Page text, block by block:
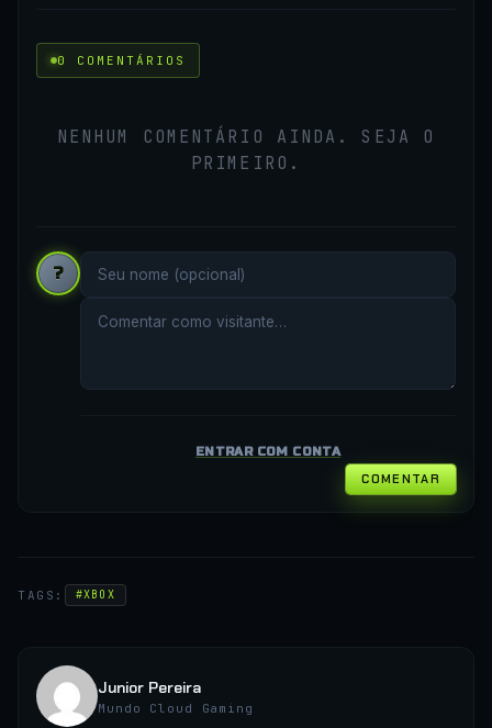
0 COMENTÁRIOS
NENHUM COMENTÁRIO AINDA. SEJA O
PRIMEIRO.
?
ENTRAR COM CONTA
COMENTAR
TAGS: #XBOX
Junior Pereira
Mundo Cloud Gaming